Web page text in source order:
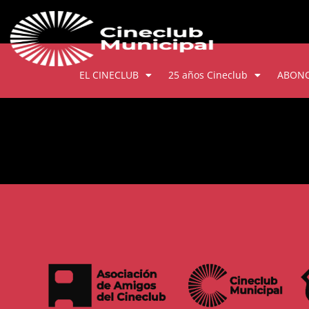
EL CINECLUB 25 años Cineclub